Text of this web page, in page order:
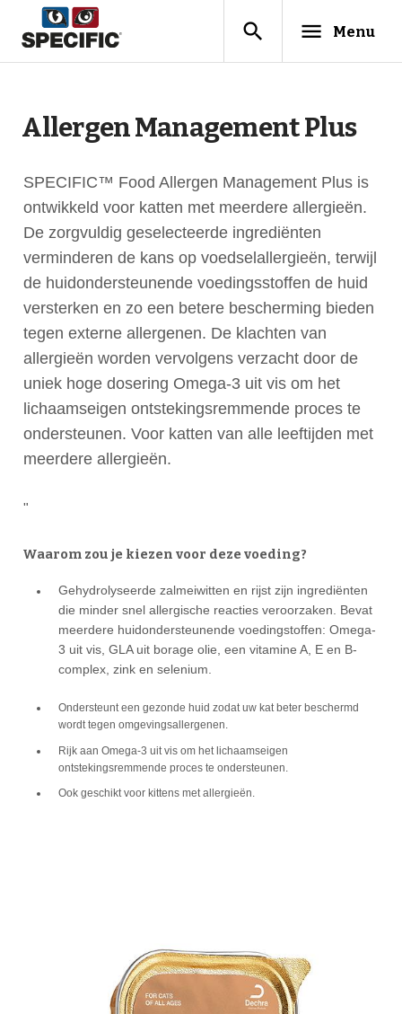
search menu Menu
Allergen Management Plus
SPECIFIC™ Food Allergen Management Plus is
ontwikkeld voor katten met meerdere allergieën.
De zorgvuldig geselecteerde ingrediënten
verminderen de kans op voedselallergieën, terwijl
de huidondersteunende voedingsstoffen de huid
versterken en zo een betere bescherming bieden
tegen externe allergenen. De klachten van
allergieën worden vervolgens verzacht door de
uniek hoge dosering Omega-3 uit vis om het
lichaamseigen ontstekingsremmende proces te
ondersteunen. Voor katten van alle leeftijden met
meerdere allergieën.
"
Waarom zou je kiezen voor deze voeding?
Gehydrolyseerde zalmeiwitten en rijst zijn ingrediënten
die minder snel allergische reacties veroorzaken. Bevat
meerdere huidondersteunende voedingstoffen: Omega-
3 uit vis, GLA uit borage olie, een vitamine A, E en B-
complex, zink en selenium.
Ondersteunt een gezonde huid zodat uw kat beter beschermd
wordt tegen omgevingsallergenen.
Rijk aan Omega-3 uit vis om het lichaamseigen
ontstekingsremmende proces te ondersteunen.
Ook geschikt voor kittens met allergieën.